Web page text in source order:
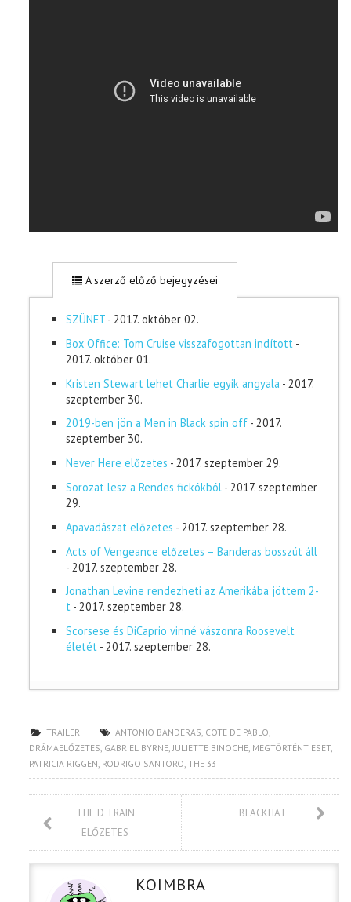
A szerző előző bejegyzései
SZÜNET - 2017. október 02.
Box Office: Tom Cruise visszafogottan indított -
2017. október 01.
Kristen Stewart lehet Charlie egyik angyala - 2017.
szeptember 30.
2019-ben jön a Men in Black spin off - 2017.
szeptember 30.
Never Here előzetes - 2017. szeptember 29.
Sorozat lesz a Rendes fickókból - 2017. szeptember
29.
Apavadászat előzetes - 2017. szeptember 28.
Acts of Vengeance előzetes – Banderas bosszút áll
- 2017. szeptember 28.
Jonathan Levine rendezheti az Amerikába jöttem 2-
t - 2017. szeptember 28.
Scorsese és DiCaprio vinné vászonra Roosevelt
életét - 2017. szeptember 28.
TRAILER ANTONIO BANDERAS, COTE DE PABLO,
DRÁMAELŐZETES, GABRIEL BYRNE,JULIETTE BINOCHE, MEGTÖRTÉNT ESET,
PATRICIA RIGGEN, RODRIGO SANTORO,THE 33
THE D TRAIN
ELŐZETES
BLACKHAT
KOIMBRA